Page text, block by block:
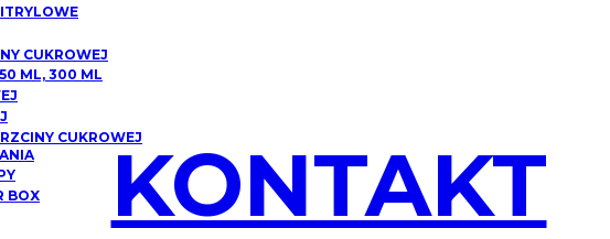
KONTAKT
CUKROWEJ
ML, 300 ML
CUKROWEJ
BOX